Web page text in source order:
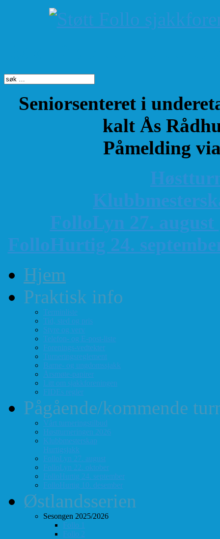
Seniorsenteret i
kalt Ås
Påmelding
K
FolloLyn 27. august
FolloHurtig 24.
Hjem
Praktisk info
Terminliste
Tid, sted og pris
Styre og verv
Telefon- og E-post-liste
Forenings-vedtekter
Turneringsreglement
Barne- og ungdomssjakk
Årsmøte-papirer
Litt om sjakkforeningen
FIDEs regler
Pågående/kommende
Vårt turneringstilbud
Høstturneringen 2026
Klubbmesterskap
Hurtigsjakk
FolloLyn 27. august
FolloLyn 22. oktober
FolloHurtig 24. september
FolloHurtig 10. desember
Østlandsserien
Sesongen 2025/2026
Follo 1
Follo 2